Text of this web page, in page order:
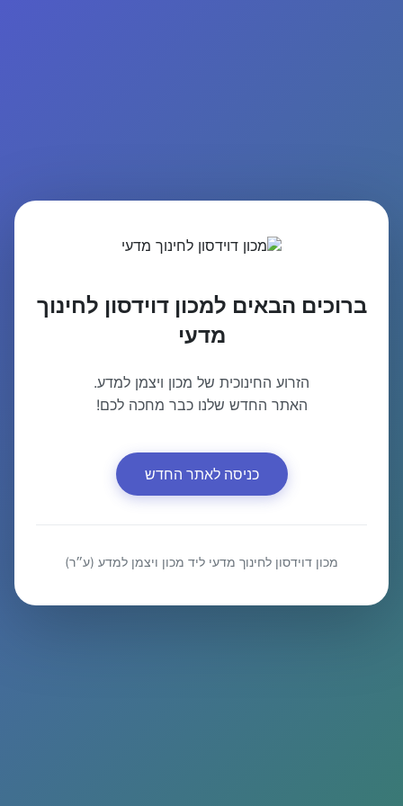
ברוכים הבאים למכון דוידסון לחינוך
מדעי
הזרוע החינוכית של מכון ויצמן למדע.
האתר החדש שלנו כבר מחכה לכם!
כניסה לאתר החדש
מכון דוידסון לחינוך מדעי ליד מכון ויצמן למדע (ע״ר)